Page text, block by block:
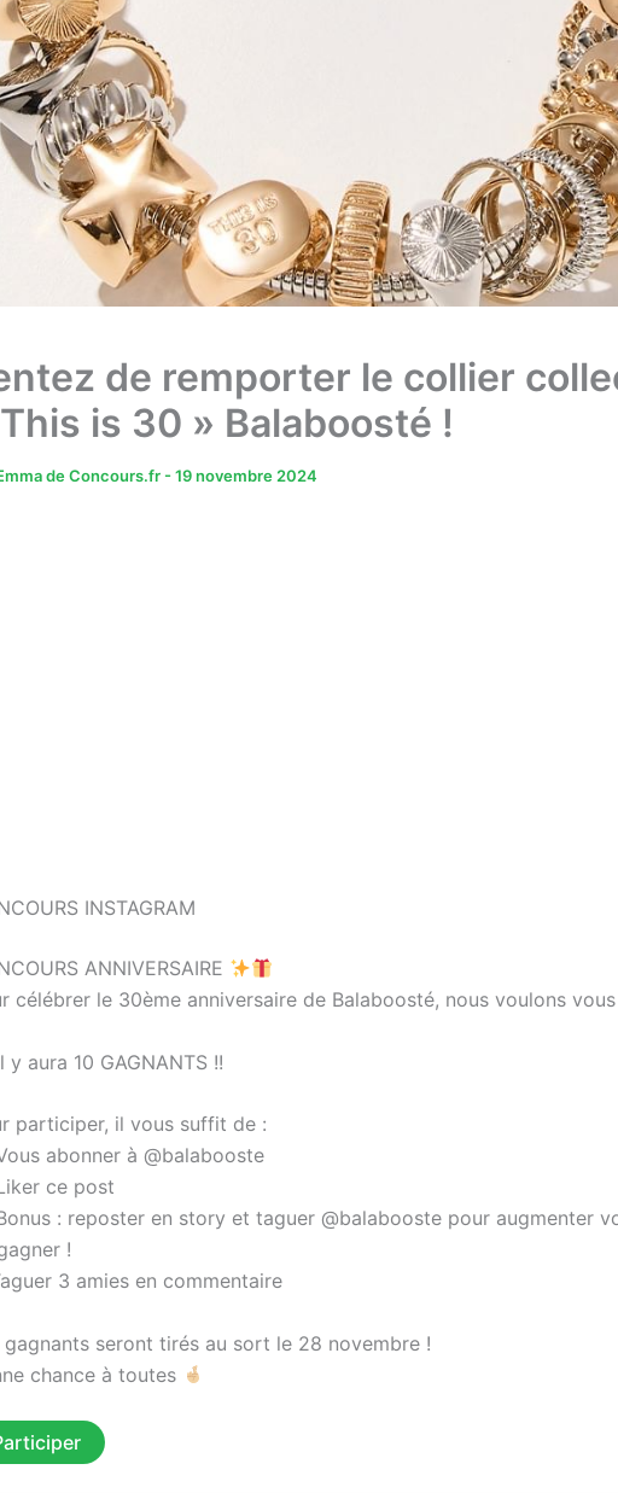
de remporter le collier
is 30 » Balaboosté !
de Concours.fr -19 novembre 2024
INSTAGRAM
ANNIVERSAIRE
célébrer le 30ème anniversaire de Balaboosté, nous voulons
y aura 10 GAGNANTS !!
participer, il vous suffit de :
abonner à @balabooste
ce post
: reposter en story et taguer @balabooste pour augmenter
!
3 amies en commentaire
gagnants seront tirés au sort le 28 novembre !
chance à toutes